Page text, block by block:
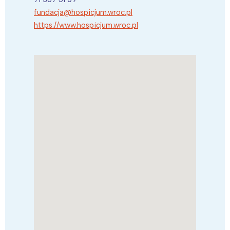
fundacja@hospicjum.wroc.pl
https://www.hospicjum.wroc.pl